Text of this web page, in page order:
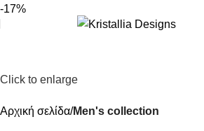
-17%
Click to enlarge
Αρχική σελίδα Men's collection